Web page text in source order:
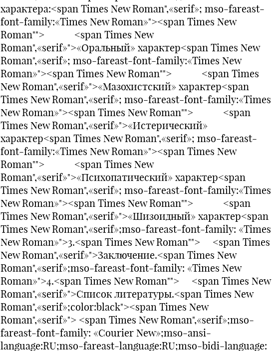
характера:<span Times New Roman",«serif»; mso-fareast-
font-family:«Times New Roman»"><span Times New
Roman""> <span Times New
Roman",«serif»">«Оральный» характер<span Times New
Roman",«serif»; mso-fareast-font-family:«Times New
Roman»"><span Times New Roman""> <span Times
New Roman",«serif»">«Мазохистский» характер<span
Times New Roman",«serif»; mso-fareast-font-family:«Times
New Roman»"><span Times New Roman""> <span
Times New Roman",«serif»">«Истерический»
характер<span Times New Roman",«serif»; mso-fareast-
font-family:«Times New Roman»"><span Times New
Roman""> <span Times New
Roman",«serif»">«Психопатический» характер<span
Times New Roman",«serif»; mso-fareast-font-family:«Times
New Roman»"><span Times New Roman""> <span
Times New Roman",«serif»">«Шизоидный» характер<span
Times New Roman",«serif»;mso-fareast-font-family: «Times
New Roman»">3.<span Times New Roman""> <span Times
New Roman",«serif»">Заключение.<span Times New
Roman",«serif»;mso-fareast-font-family: «Times New
Roman»">4.<span Times New Roman""> <span Times New
Roman",«serif»">Список литературы.<span Times New
Roman",«serif»;color:black"><span Times New
Roman",«serif»"> <span Times New Roman",«serif»;mso-
fareast-font-family: «Courier New»;mso-ansi-
language:RU;mso-fareast-language:RU;mso-bidi-language: